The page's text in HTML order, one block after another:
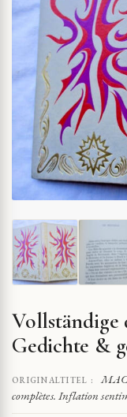
Vollständige
Gedichte &
ORIGINALTITEL :
MAC
complètes. Inflation